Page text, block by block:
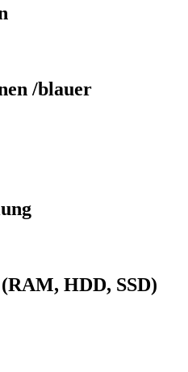
/blauer
HDD, SSD)